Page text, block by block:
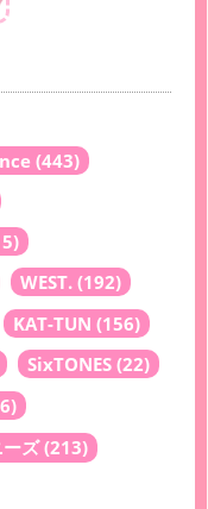
(443)
WEST. (192)
KAT-TUN (156)
SixTONES (22)
ーズ(213)